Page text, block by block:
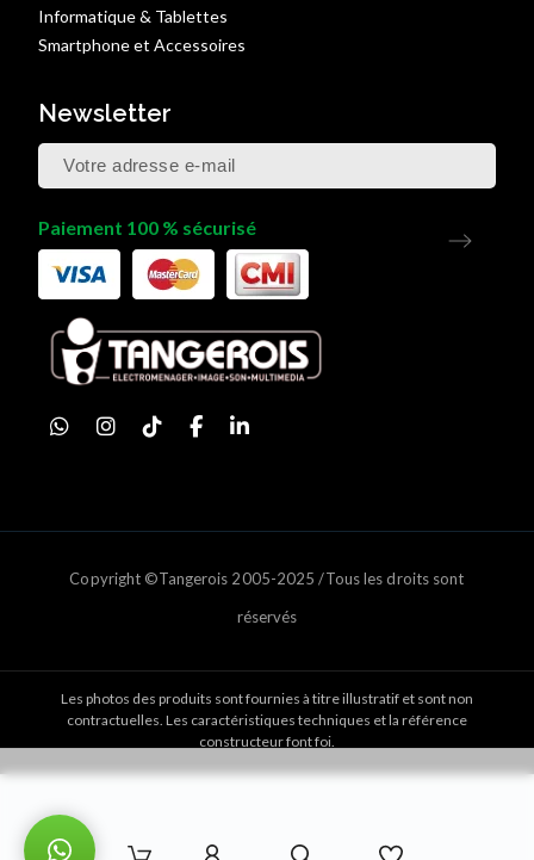
Informatique & Tablettes
Smartphone et Accessoires
Newsletter
Paiement 100 % sécurisé
Copyright ©Tangerois 2005-2025 /Tous les droits sont
réservés
Les photos des produits sont fournies à titre illustratif et sont non
contractuelles. Les caractéristiques techniques et la référence
constructeur font foi.